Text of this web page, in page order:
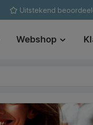
Uitstekend
Webshop